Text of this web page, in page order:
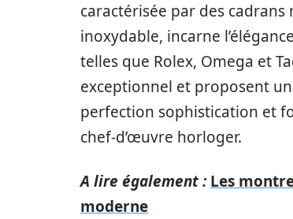
caractérisée par des
inoxydable, incarne
telles que Rolex, Omega et
exceptionnel et proposent
perfection sophistication et
chef-d’œuvre horloger.
A lire également : Les
moderne